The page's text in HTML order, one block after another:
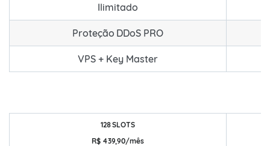
Ilimitado
Proteção DDoS PRO
VPS + Key Master
128 SLOTS
R$ 439,90/mês